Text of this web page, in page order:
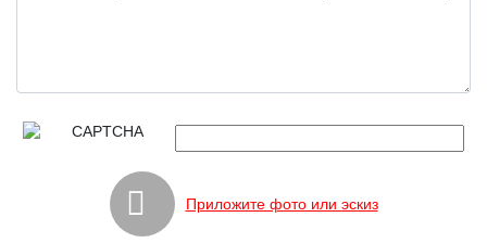
Приложите фото или эскиз